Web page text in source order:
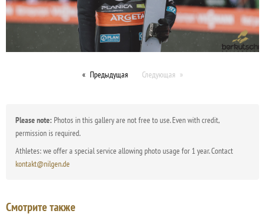
Предыдущая Следующая
Please note: Photos in this gallery are not free to use. Even with credit,
permission is required.
Athletes: we offer a special service allowing photo usage for 1 year. Contact
kontakt@nilgen.de
Смотрите также